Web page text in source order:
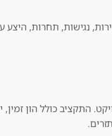
נגישות, תחרות, היצע
התקציב כולל הון